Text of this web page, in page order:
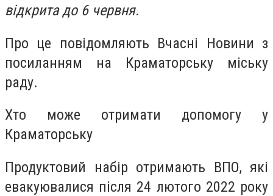
відкрита до 6 червня.
Про це повідомляють Вчасні Новини з
посиланням на Краматорську міську
раду.
Хто може отримати допомогу у
Краматорську
Продуктовий набір отримають ВПО, які
евакуювалися після 24 лютого 2022 року